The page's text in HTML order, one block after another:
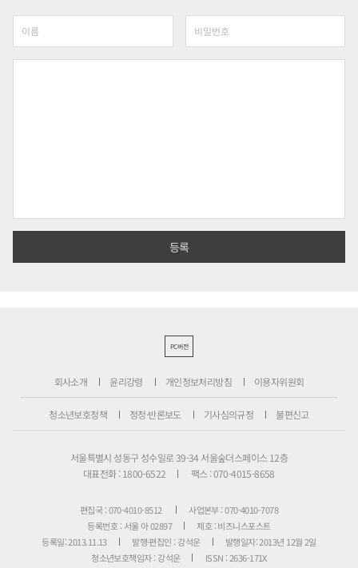
PC버전
회사소개 윤리강령 개인정보처리방침 이용자위원회
청소년보호정책 정정·반론보도 기사심의규정 불편신고
서울특별시 성동구 성수일로 39-34 서울숲더스페이스 12층
대표전화 : 1800-6522
팩스 : 070-4015-8658
편집국 : 070-4010-8512
사업본부 : 070-4010-7078
등록번호 : 서울 아 02897
제호 : 비즈니스포스트
등록일: 2013.11.13
발행·편집인 : 강석운
발행일자: 2013년 12월 2일
청소년보호책임자 : 강석운
ISSN : 2636-171X